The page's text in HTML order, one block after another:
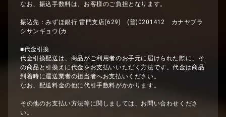
なお、振込手数料は、お客様のご負担となります。
振込先：みずほ銀行 雷門支店(629) (普)0201412 カナヤブラ
シサンギョウ(カ
■代金引換
代金引換配送は、商品がご利用者のお手元に届けられた際に、そ
の商品と引換えに代金をお支払いいただく方法です。代金は商品
到着時に運送業者の担当者へお支払いください。
なお、配送料金の他に代引手数料がかかります。
その他のお支払い方法等に関しましては、お問い合わせくださ
い。